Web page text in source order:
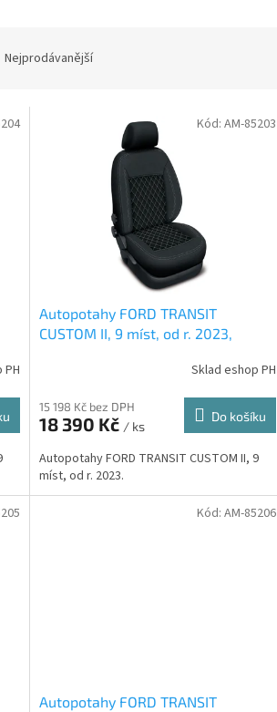
Nejprodávanější
Autopotahy FORD TRANSIT
CUSTOM II, 9 míst, od r. 2023,
Sklad eshop PH
15 198 Kč bez DPH
18 390 Kč / ks
Do košíku
Autopotahy FORD TRANSIT CUSTOM II, 9
míst, od r. 2023.
Kód: AM-85203
Autopotahy FORD TRANSIT
Kód: AM-85206